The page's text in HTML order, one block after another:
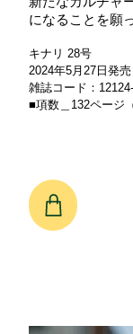
になることを願
キナリ 28号
2024年5月27日発売
雑誌コード：
■項数＿132ページ